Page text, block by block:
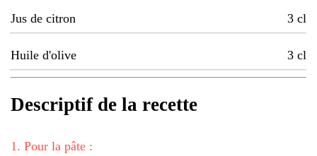
Jus de citron 3 cl
Huile d'olive 3 cl
Descriptif de la recette
1 . Pour la pâte :